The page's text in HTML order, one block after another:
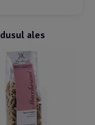
ales